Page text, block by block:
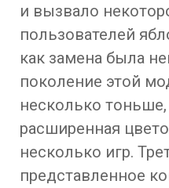
и вызвало
пользователей
как замена была
поколение этой
несколько
расширенная
несколько игр.
представленное